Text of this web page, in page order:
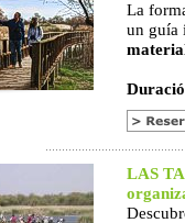
La
un guía
LAS